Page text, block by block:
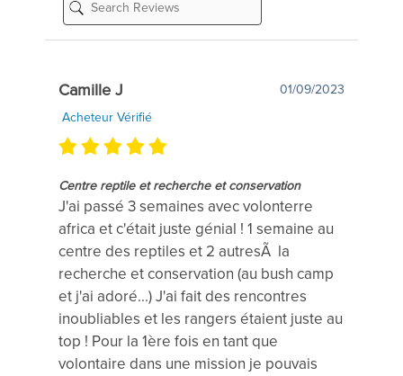
Camille J
01/09/2023
Acheteur Vérifié
Centre reptile et recherche et conservation
J'ai passé 3 semaines avec volonterre
africa et c'était juste génial ! 1 semaine au
centre des reptiles et 2 autresÃ la
recherche et conservation (au bush camp
et j'ai adoré...) J'ai fait des rencontres
inoubliables et les rangers étaient juste au
top ! Pour la 1ère fois en tant que
volontaire dans une mission je pouvais